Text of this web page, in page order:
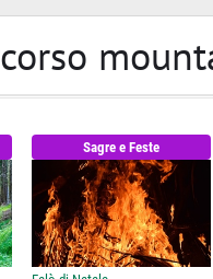
Sagre e Feste